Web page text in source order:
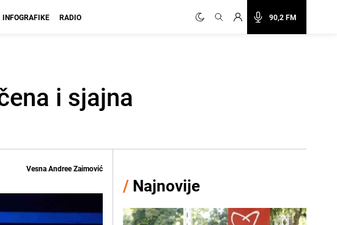
90,2 FM
INFOGRAFIKE RADIO
i sjajna
Vesna Andree Zaimović
/ Najnovije